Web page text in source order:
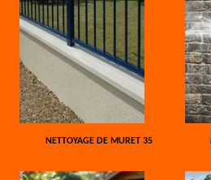
NETTOYAGE DE MURET 35